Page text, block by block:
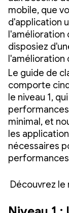
mobile, que
d'application
l'amélioration
disposiez
Le guide de
comporte
le niveau 1,
minimal, et
les
nécessaires
Découvrez le